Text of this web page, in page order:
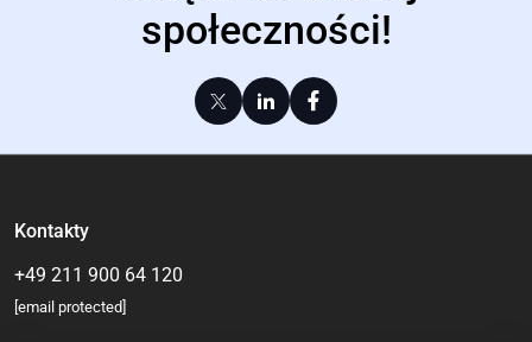
społeczności!
Kontakty
+49 211 900 64 120
[email protected]